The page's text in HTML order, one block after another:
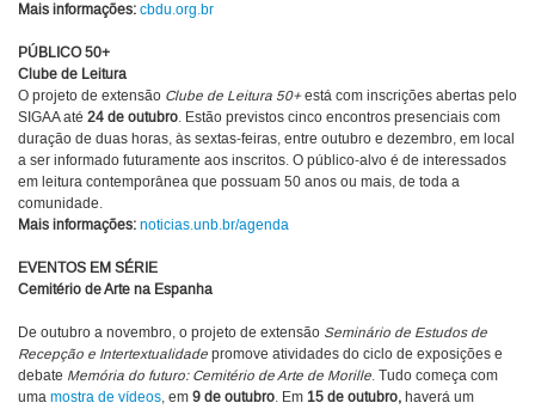
Mais informações: cbdu.org.br
PÚBLICO 50+
Clube de Leitura
O projeto de extensão Clube de Leitura 50+ está com inscrições abertas pelo
SIGAA até 24 de outubro. Estão previstos cinco encontros presenciais com
duração de duas horas, às sextas-feiras, entre outubro e dezembro, em local
a ser informado futuramente aos inscritos. O público-alvo é de interessados
em leitura contemporânea que possuam 50 anos ou mais, de toda a
comunidade.
Mais informações: noticias.unb.br/agenda
EVENTOS EM SÉRIE
Cemitério de Arte na Espanha
De outubro a novembro, o projeto de extensão Seminário de Estudos de
Recepção e Intertextualidade promove atividades do ciclo de exposições e
debate Memória do futuro: Cemitério de Arte de Morille. Tudo começa com
uma mostra de vídeos, em 9 de outubro. Em 15 de outubro, haverá um